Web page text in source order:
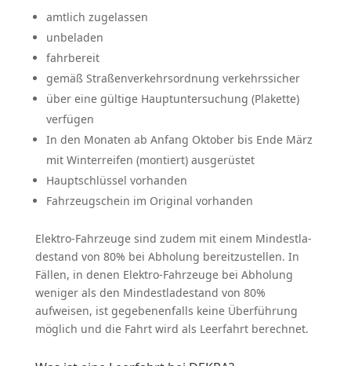
amtlich zugelassen
unbeladen
fahrbereit
gemäß Straßen­ver­kehrs­ordnung verkehrs­sicher
über eine gültige Haupt­un­ter­su­chung (Plakette)
verfügen
In den Monaten ab Anfang Oktober bis Ende März
mit Winter­reifen (montiert) ausge­rüstet
Haupt­schlüssel vorhanden
Fahrzeug­schein im Original vorhanden
Elektro-Fahrzeuge sind zudem mit einem Mindest­la­
de­stand von 80% bei Abholung bereit­zu­stellen. In
Fällen, in denen Elektro-Fahrzeuge bei Abholung
weniger als den Mindest­la­de­stand von 80%
aufweisen, ist gegebe­nen­falls keine Überführung
möglich und die Fahrt wird als Leerfahrt berechnet.